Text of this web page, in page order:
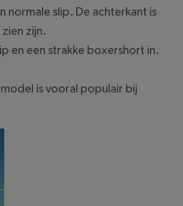
normale slip. De achterkant is
zijn.
en een strakke boxershort in.
is vooral populair bij